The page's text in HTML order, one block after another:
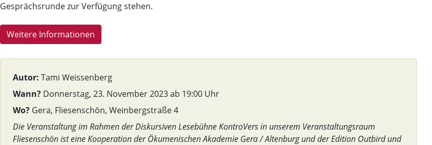
Gesprächsrunde zur Verfügung stehen.
Weitere Informationen
Autor: Tami Weissenberg
Wann? Donnerstag, 23. November 2023 ab 19:00 Uhr
Wo? Gera, Fliesenschön, Weinbergstraße 4
Die Veranstaltung im Rahmen der Diskursiven Lesebühne KontroVers in unserem Veranstaltungsraum
Fliesenschön ist eine Kooperation der Ökumenischen Akademie Gera / Altenburg und der Edition Outbird und